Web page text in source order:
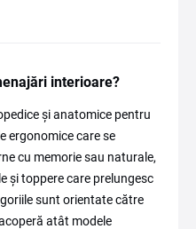
interioare?
și anatomice pentru
ergonomice care se
cu memorie sau naturale,
și toppere care prelungesc
sunt orientate către
atât modele